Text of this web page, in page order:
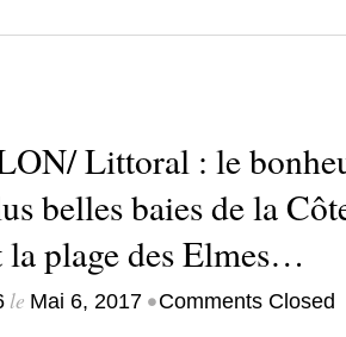
Littoral : le
belles baies de la
la plage des Elmes…
le Mai 6, 2017 •Comments Closed